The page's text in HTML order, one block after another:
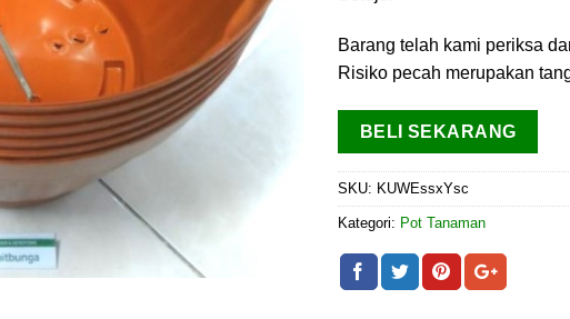
Barang telah kami periksa
Risiko pecah merupakan
BELI SEKARANG
SKU: KUWEssxYsc
Kategori: Pot Tanaman